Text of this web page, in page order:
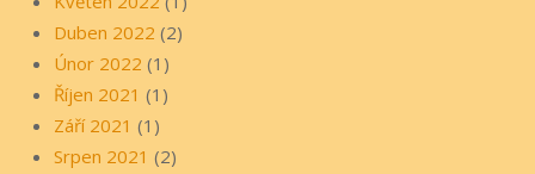
Duben 2022 (2)
Únor 2022 (1)
Říjen 2021 (1)
Září 2021 (1)
Srpen 2021 (2)